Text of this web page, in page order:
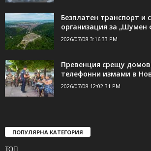
Безплатен транспорт и
организация за „Шумен
2026/07/08 3:16:33 PM
Превенция срещу
телефонни измами в
2026/07/08 12:02:31 PM
ПОПУЛЯРНА КАТЕГОРИЯ
ТОП